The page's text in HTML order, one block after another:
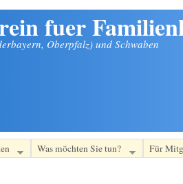
fuer
Oberpfalz) und Schwaben
Was möchten Sie tun? Für